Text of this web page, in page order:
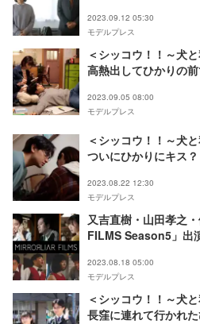
2023.09.12 05:30
モデルプレス
＜シッコウ！！～犬
高熱出してひかりの
2023.09.05 08:00
モデルプレス
＜シッコウ！！～犬
ついにひかりにキス？
2023.08.22 12:30
モデルプレス
又吉直樹・山田孝之
FILMS Season5」出
2023.08.18 05:00
モデルプレス
＜シッコウ！！～犬
長窪に連れて行かれ